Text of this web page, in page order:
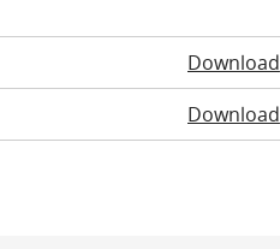
Download
Download